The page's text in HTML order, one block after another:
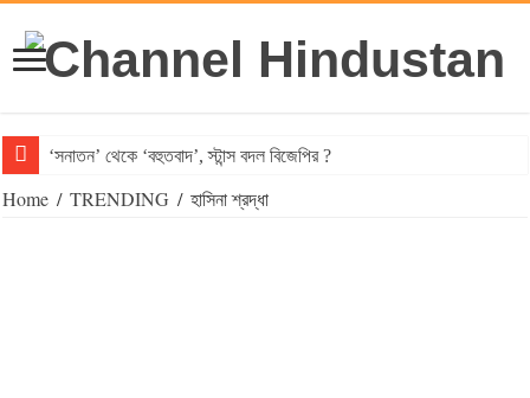
‘সনাতন’ থেকে ‘বহুতবাদ’, স্টান্স বদল বিজেপির ?
Home / TRENDING / হাসিনা শ্রদ্ধা